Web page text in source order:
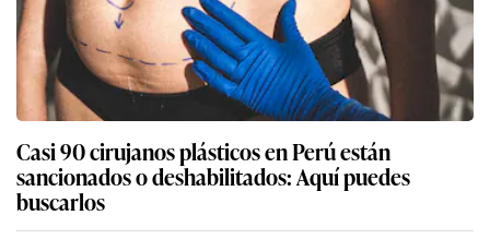
Casi 90 cirujanos plásticos en Perú están
sancionados o deshabilitados: Aquí puedes
buscarlos